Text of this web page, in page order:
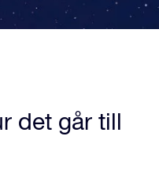
det går till